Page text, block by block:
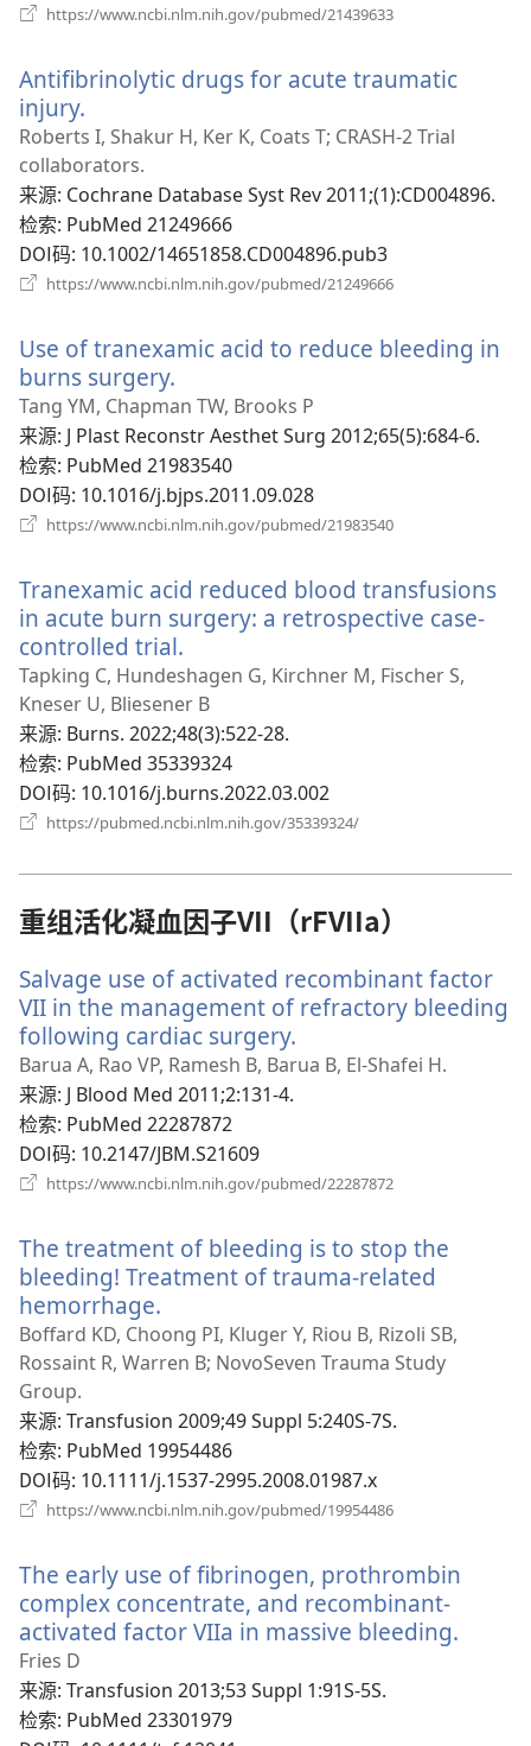
https://www.ncbi.nlm.nih.gov/pubmed/21439633
窗
Antifibrinolytic drugs for acute traumatic
injury.
开
新
窗
口）
Roberts I, Shakur H, Ker K, Coats T; CRASH‐2 Trial
collaborators.
来源‎: Cochrane Database Syst Rev 2011;(1):CD004896.
检索‎: PubMed 21249666
DOI码‎: 10.1002/14651858.CD004896.pub3
https://www.ncbi.nlm.nih.gov/pubmed/21249666
窗
Use of tranexamic acid to reduce bleeding in
burns surgery.
开
新
窗
口）
Tang YM, Chapman TW, Brooks P
来源‎: J Plast Reconstr Aesthet Surg 2012;65(5):684-6.
检索‎: PubMed 21983540
DOI码‎: 10.1016/j.bjps.2011.09.028
https://www.ncbi.nlm.nih.gov/pubmed/21983540
窗
口）
Tranexamic acid reduced blood transfusions
in acute burn surgery: a retrospective case-
controlled trial.
开
新
窗
口）
Tapking C, Hundeshagen G, Kirchner M, Fischer S,
Kneser U, Bliesener B
来源‎: Burns. 2022;48(3):522-28.
检索‎: PubMed 35339324
DOI码‎: 10.1016/j.burns.2022.03.002
https://pubmed.ncbi.nlm.nih.gov/35339324/
口）
重组活化凝血因子VII（rFVIIa）
Salvage use of activated recombinant factor
VII in the management of refractory bleeding
following cardiac surgery.
开
Barua A, Rao VP, Ramesh B, Barua B, El-Shafei H.
来源‎: J Blood Med 2011;2:131-4.
检索‎: PubMed 22287872
DOI码‎: 10.2147/JBM.S21609
https://www.ncbi.nlm.nih.gov/pubmed/22287872
窗
口）
The treatment of bleeding is to stop the
bleeding! Treatment of trauma-related
hemorrhage.
开
新
口）
Boffard KD, Choong PI, Kluger Y, Riou B, Rizoli SB,
Rossaint R, Warren B; NovoSeven Trauma Study
Group.
来源‎: Transfusion 2009;49 Suppl 5:240S-7S.
检索‎: PubMed 19954486
DOI码‎: 10.1111/j.1537-2995.2008.01987.x
https://www.ncbi.nlm.nih.gov/pubmed/19954486
窗
口）
The early use of fibrinogen, prothrombin
complex concentrate, and recombinant-
activated factor VIIa in massive bleeding.
Fries D
来源‎: Transfusion 2013;53 Suppl 1:91S-5S.
检索‎: PubMed 23301979